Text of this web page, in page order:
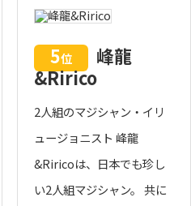
5位
峰龍
&Ririco
2人組のマジシャン・イリ
ュージョニスト 峰龍
&Riricoは、日本でも珍し
い2人組マジシャン。 共に